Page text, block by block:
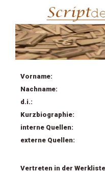
Vorname:
Nachname:
d.i.:
Kurzbiographie:
interne Quellen:
externe Quellen:
Vertreten in der